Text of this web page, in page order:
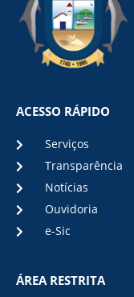
ACESSO RÁPIDO
Serviços
Transparência
Notícias
Ouvidoria
e-Sic
ÁREA RESTRITA